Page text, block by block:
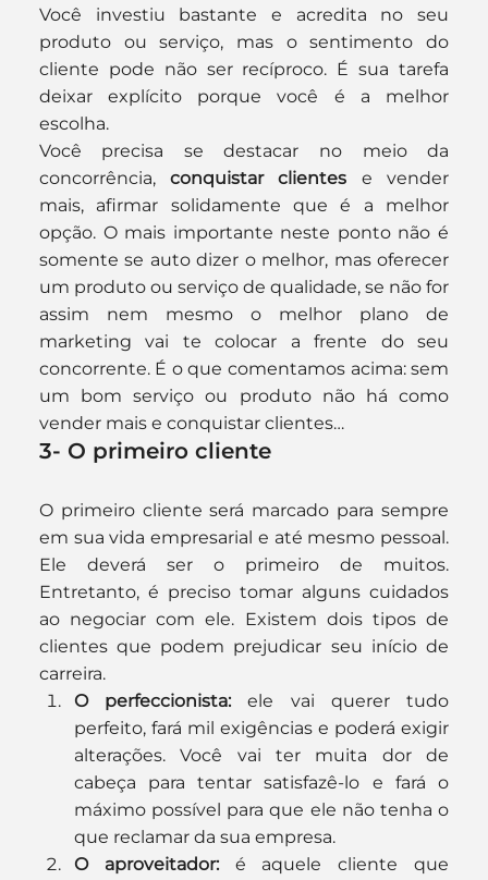
Você investiu bastante e acredita no seu
produto ou serviço, mas o sentimento do
cliente pode não ser recíproco. É sua tarefa
deixar explícito porque você é a melhor
escolha.
Você precisa se destacar no meio da
concorrência, conquistar clientes e vender
mais, afirmar solidamente que é a melhor
opção. O mais importante neste ponto não é
somente se auto dizer o melhor, mas oferecer
um produto ou serviço de qualidade, se não for
assim nem mesmo o melhor plano de
marketing vai te colocar a frente do seu
concorrente. É o que comentamos acima: sem
um bom serviço ou produto não há como
vender mais e conquistar clientes…
3- O primeiro cliente
O primeiro cliente será marcado para sempre
em sua vida empresarial e até mesmo pessoal.
Ele deverá ser o primeiro de muitos.
Entretanto, é preciso tomar alguns cuidados
ao negociar com ele. Existem dois tipos de
clientes que podem prejudicar seu início de
carreira.
O perfeccionista: ele vai querer tudo
perfeito, fará mil exigências e poderá exigir
alterações. Você vai ter muita dor de
cabeça para tentar satisfazê-lo e fará o
máximo possível para que ele não tenha o
que reclamar da sua empresa.
O aproveitador: é aquele cliente que